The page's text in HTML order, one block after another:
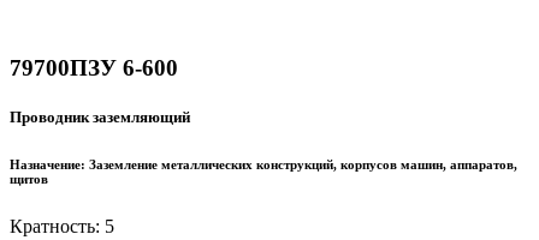
79700ПЗУ 6-600
Проводник заземляющий
Назначение: Заземление металлических конструкций, корпусов машин, аппаратов,
щитов
Кратность: 5